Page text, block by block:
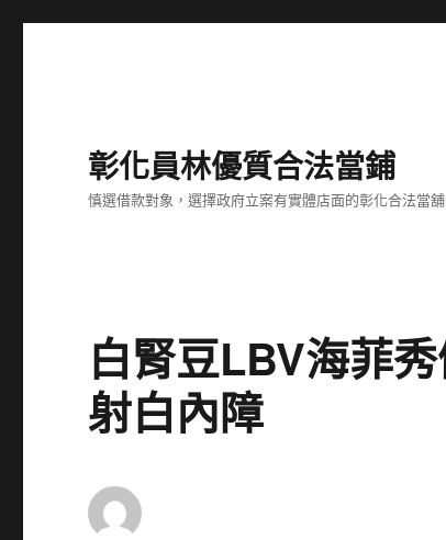
彰化員林優質合法當鋪
慎選借款對象，選擇政府立案有實體店面的彰化合法當
白腎豆LBV海菲
射白內障